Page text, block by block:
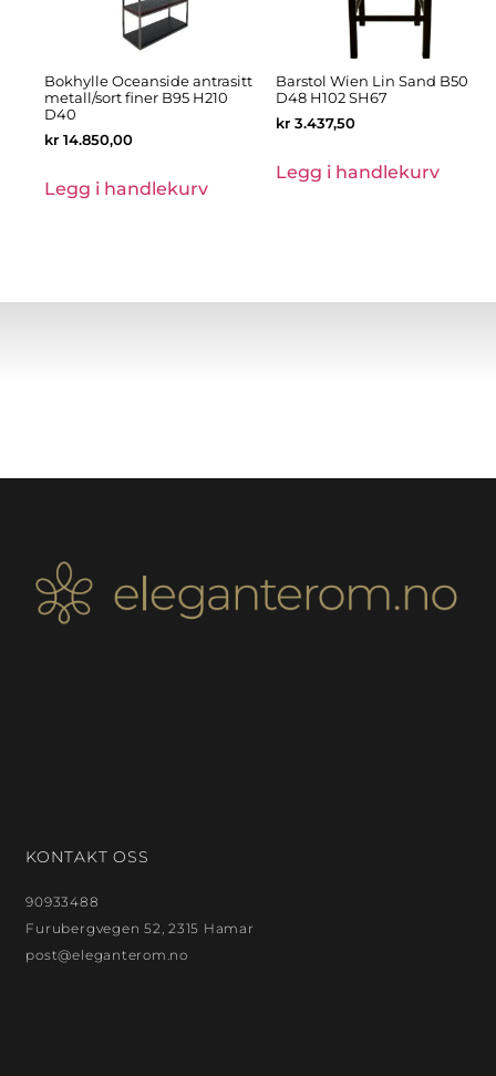
Bokhylle Oceanside antrasitt
metall/sort finer B95 H210
D40
kr 14.850,00
Legg i handlekurv
Barstol Wien Lin Sand B50
D48 H102 SH67
kr 3.437,50
Legg i handlekurv
KONTAKT OSS
90933488
Furubergvegen 52, 2315 Hamar
post@eleganterom.no